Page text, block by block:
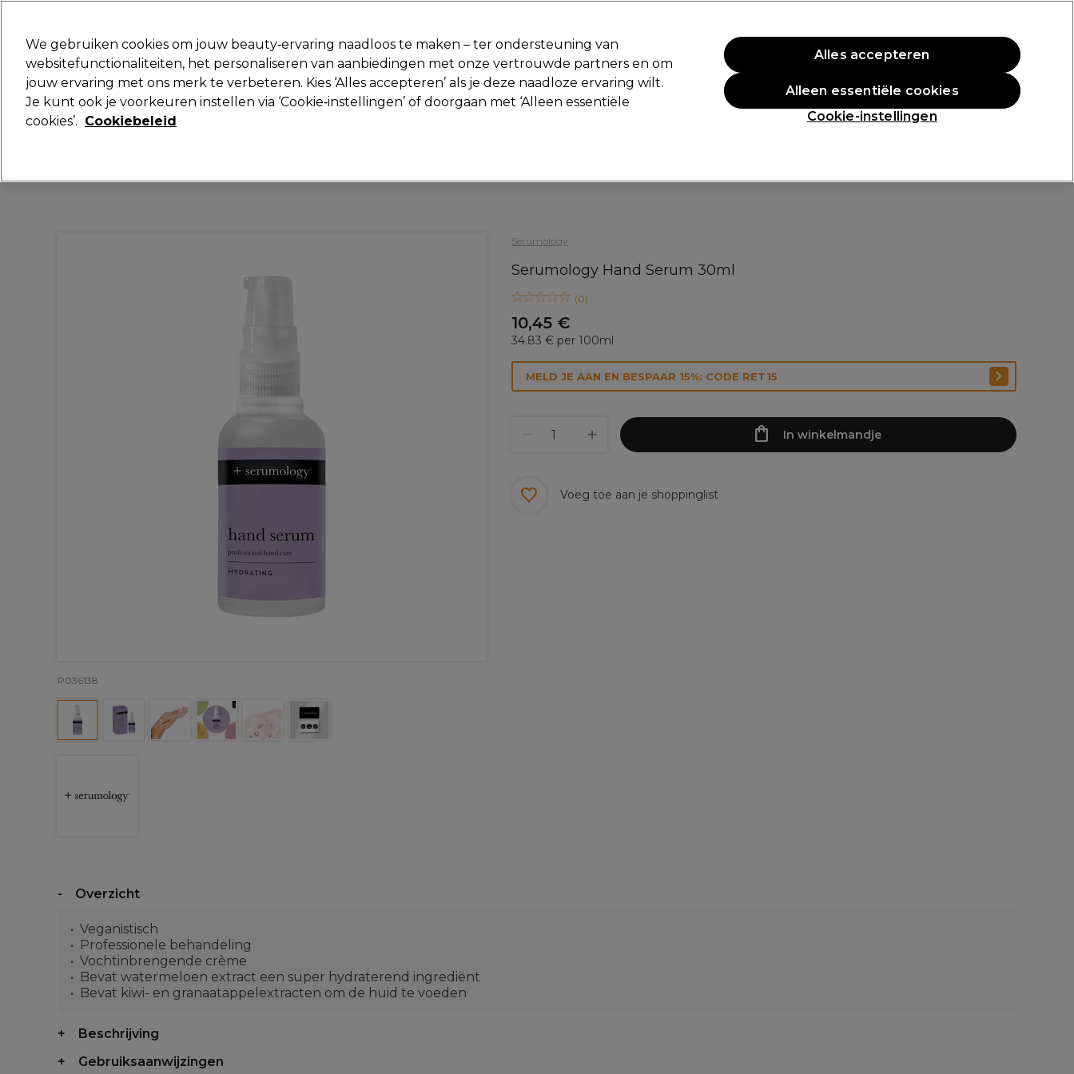
Aanmelden
Merken Deals Haar Elektra Beauty Salon interieur Mannen Vegan Nieuwe producten Professionele Awards
Volgende dag geleverd*
Serumology
Serumology Hand Serum 30ml
(0)
10,45 €
34.83 € per 100ml
P036138
MELD JE AAN EN BESPAAR 15%: CODE RET15
In winkelmandje
Voeg toe aan je shoppinglist
Overzicht
Veganistisch
Professionele behandeling
Vochtinbrengende crème
Bevat watermeloen extract een super hydraterend ingrediënt
Bevat kiwi- en granaatappelextracten om de huid te voeden
Beschrijving
Gebruiksaanwijzingen
We gebruiken cookies om jouw beauty‑ervaring naadloos te maken – ter ondersteuning van
websitefunctionaliteiten, het personaliseren van aanbiedingen met onze vertrouwde partners en om
jouw ervaring met ons merk te verbeteren. Kies ‘Alles accepteren’ als je deze naadloze ervaring wilt.
Je kunt ook je voorkeuren instellen via ‘Cookie‑instellingen’ of doorgaan met ‘Alleen essentiële
cookies’. Cookiebeleid Cookie-instellingen
Alleen essentiële cookies
Alles accepteren